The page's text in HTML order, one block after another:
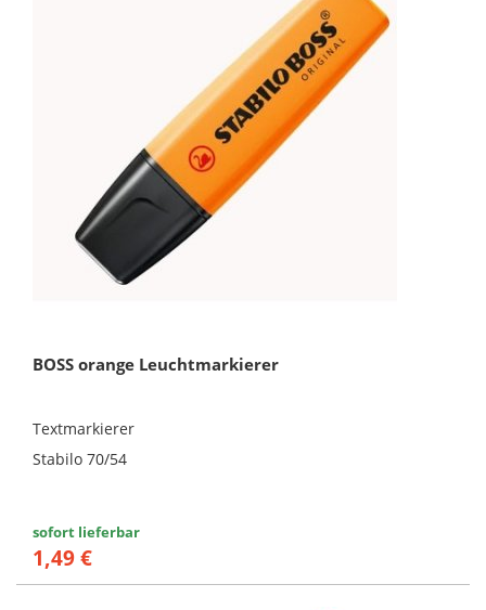
BOSS orange Leuchtmarkierer
Textmarkierer
Stabilo 70/54
sofort lieferbar
1,49 €